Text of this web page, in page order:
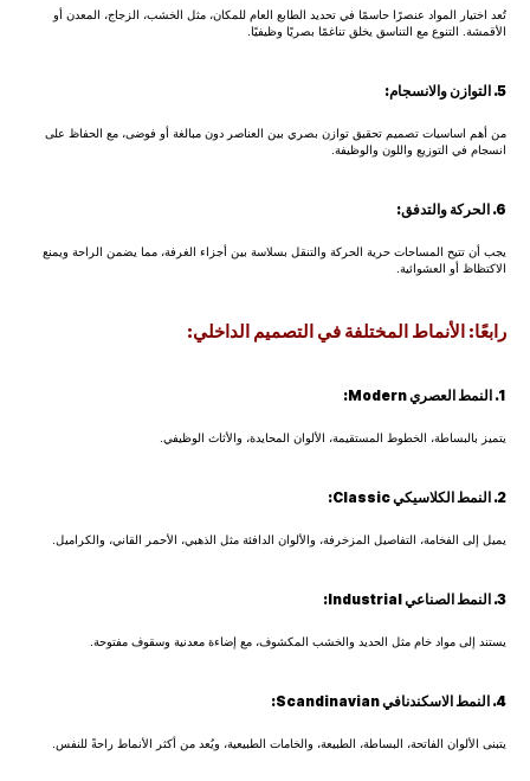
تُعد اختيار المواد عنصرًا حاسمًا في تحديد الطابع العام للمكان، مثل الخشب، الزجاج، المعدن أو
الأقمشة. التنوع مع التناسق يخلق تناغمًا بصريًا وظيفيًا.
5. التوازن والانسجام:
من أهم اساسيات تصميم تحقيق توازن بصري بين العناصر دون مبالغة أو فوضى، مع الحفاظ على
انسجام في التوزيع واللون والوظيفة.
6. الحركة والتدفق:
يجب أن تتيح المساحات حرية الحركة والتنقل بسلاسة بين أجزاء الغرفة، مما يضمن الراحة ويمنع
الاكتظاظ أو العشوائية.
رابعًا: الأنماط المختلفة في التصميم الداخلي:
1. النمط العصري Modern:
يتميز بالبساطة، الخطوط المستقيمة، الألوان المحايدة، والأثاث الوظيفي.
2. النمط الكلاسيكي Classic:
يميل إلى الفخامة، التفاصيل المزخرفة، والألوان الدافئة مثل الذهبي، الأحمر القاني، والكراميل.
3. النمط الصناعي Industrial:
يستند إلى مواد خام مثل الحديد والخشب المكشوف، مع إضاءة معدنية وسقوف مفتوحة.
4. النمط الاسكندنافي Scandinavian:
يتبنى الألوان الفاتحة، البساطة، الطبيعة، والخامات الطبيعية، ويُعد من أكثر الأنماط راحةً للنفس.